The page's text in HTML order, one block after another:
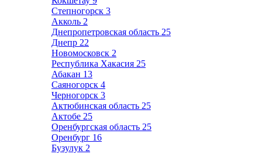
Степногорск 3
Акколь 2
Днепропетровская область 25
Днепр 22
Новомосковск 2
Республика Хакасия 25
Абакан 13
Саяногорск 4
Черногорск 3
Актюбинская область 25
Актобе 25
Оренбургская область 25
Оренбург 16
Бузулук 2